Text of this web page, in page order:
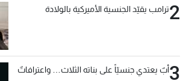
2ترامب يقيّد الجنسية الأميركية بالولادة
3أبٌ يعتدي جنسيّاً على بناته الثلاث… واعترافاتٌ
الإنـتـاج
لاعلاناتكم
تواصل معنا
سياسة الخصوصية